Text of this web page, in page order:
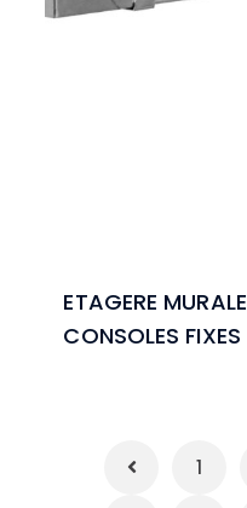
ETAGERE
CONSOLES FIXES
1